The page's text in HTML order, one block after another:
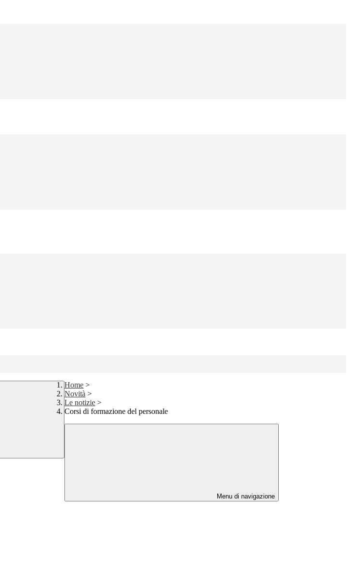
Home >
Novità >
Le notizie >
Corsi di formazione del personale
Menu di navigazione